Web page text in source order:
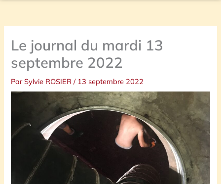
Le journal du mardi 13
septembre 2022
ParSylvie ROSIER/ 13 septembre 2022